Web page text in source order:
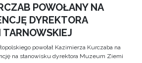
POWOŁANY NA
DYREKTORA
powołał Kazimierza Kurczaba na
na stanowisku dyrektora Muzeum Ziemi